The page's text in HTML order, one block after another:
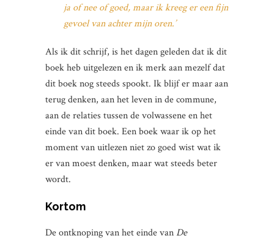
ja of nee of goed, maar ik kreeg er een fijn
gevoel van achter mijn oren.’
Als ik dit schrijf, is het dagen geleden dat ik dit
boek heb uitgelezen en ik merk aan mezelf dat
dit boek nog steeds spookt. Ik blijf er maar aan
terug denken, aan het leven in de commune,
aan de relaties tussen de volwassene en het
einde van dit boek. Een boek waar ik op het
moment van uitlezen niet zo goed wist wat ik
er van moest denken, maar wat steeds beter
wordt.
Kortom
De ontknoping van het einde vanDe